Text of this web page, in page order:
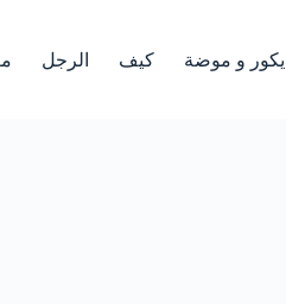
و موضة كيف الرجل